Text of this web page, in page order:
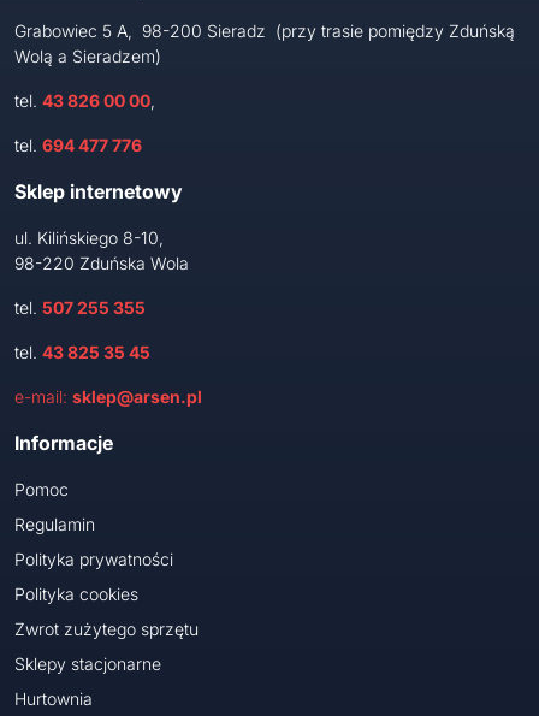
Grabowiec 5 A, 98-200 Sieradz (przy trasie pomiędzy Zduńską
Wolą a Sieradzem)
tel. 43 826 00 00,
tel. 694 477 776
Sklep internetowy
ul. Kilińskiego 8-10,
98-220 Zduńska Wola
tel. 507 255 355
tel. 43 825 35 45
e-mail: sklep@arsen.pl
Informacje
Pomoc
Regulamin
Polityka prywatności
Polityka cookies
Zwrot zużytego sprzętu
Sklepy stacjonarne
Hurtownia